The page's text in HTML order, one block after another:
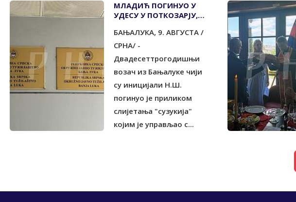
МЛАДИЋ ПОГИНУО У
УДЕСУ У ПОТКОЗАРЈУ,
БАЊАЛУКА, 9. АВГУСТА /
СРНА/ -
Двадесеттрогодишњи
возач из Бањалуке чији
су иницијали Н.Ш.
погинуо је приликом
слијетања "сузукија"
којим је управљао с...